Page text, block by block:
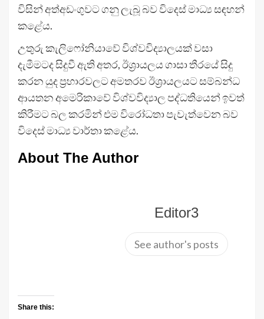
විසින් අත්අඩංගුවට ගනු ලැබූ බව විදෙස් මාධ්‍ය සඳහන්
කළේය.
උතුරු කැලිෆෝනියාවේ විශ්වවිද්‍යාලයක් වසා
දැමීමටද සිදුවී ඇති අතර, ඊශ්‍රායලය ගාසා තීරයේ සිදු
කරන යුද ප්‍රහාරවලට අමතරව ඊශ්‍රායලයට සම්බන්ධ
ආයතන අමෙරිකාවේ විශ්වවිද්‍යාල පද්ධතියෙන් ඉවත්
කිරීමට බල කරමින් එම විරෝධතා පැවැත්වෙන බව
විදෙස් මාධ්‍ය වාර්තා කළේය.
About The Author
Editor3
See author's posts
Share this: